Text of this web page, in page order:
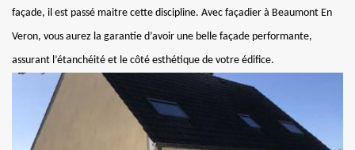
façade, il est passé maitre cette discipline. Avec façadier à Beaumont En
Veron, vous aurez la garantie d’avoir une belle façade performante,
assurant l’étanchéité et le côté esthétique de votre édifice.